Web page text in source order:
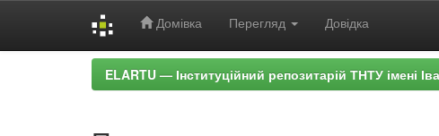
Домівка Перегляд Довідка
ELARTU — Інституційний репозитарій ТНТУ імені